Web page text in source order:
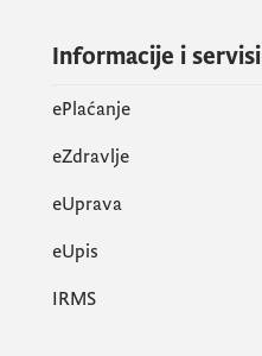
Informacije i servisi
ePlaćanje
eZdravlje
eUprava
еUpis
IRMS